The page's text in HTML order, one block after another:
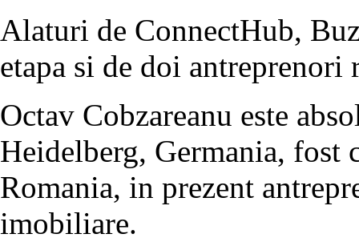
Alaturi de ConnectHub,
etapa si de doi antreprenori
Octav Cobzareanu este
Heidelberg, Germania,
Romania, in prezent
imobiliare.